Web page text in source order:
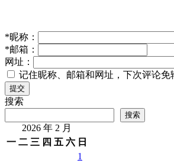
*昵称：
*邮箱：
网址：
记住昵称、邮箱和网址，下次评论免
提交
搜索
搜索
2026 年 2 月
一 二 三 四 五 六 日
1